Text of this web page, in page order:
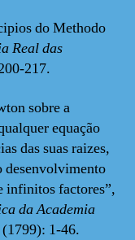
do Methodo
Real das
217.
sobre a
equação
das suas raizes,
desenvolvimento
infinitos factores”,
da Academia
1-46.